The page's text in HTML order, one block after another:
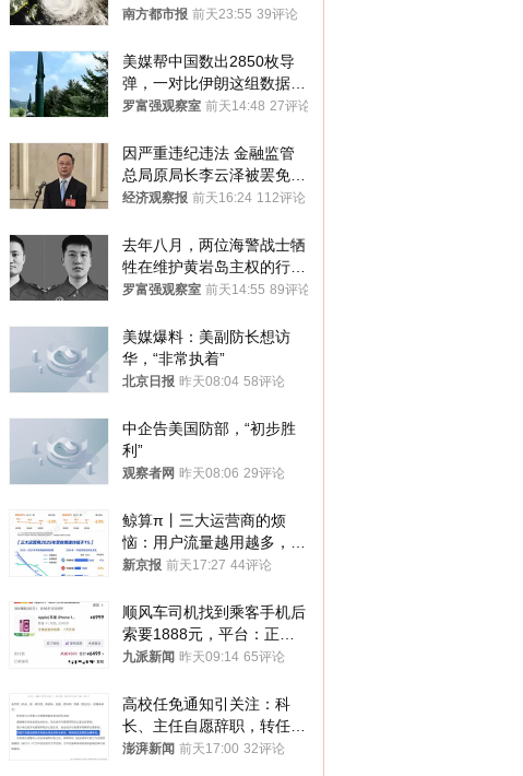
大！深圳官方：注意这件事
南方都市报 前天23:55 39评论
美媒帮中国数出2850枚导
弹，一对比伊朗这组数据，
发现出大事了
罗富强观察室 前天14:48 27评论
因严重违纪违法 金融监管
总局原局长李云泽被罢免全
国人大代表
经济观察报 前天16:24 112评论
去年八月，两位海警战士牺
牲在维护黄岩岛主权的行动
中
罗富强观察室 前天14:55 89评论
美媒爆料：美副防长想访
华，“非常执着”
北京日报 昨天08:04 58评论
中企告美国防部，“初步胜
利”
观察者网 昨天08:06 29评论
鲸算π丨三大运营商的烦
恼：用户流量越用越多，收
入却越来越少
新京报 前天17:27 44评论
顺风车司机找到乘客手机后
索要1888元，平台：正和
司机沟通协商
九派新闻 昨天09:14 65评论
高校任免通知引关注：科
长、主任自愿辞职，转任思
政辅导员
澎湃新闻 前天17:00 32评论